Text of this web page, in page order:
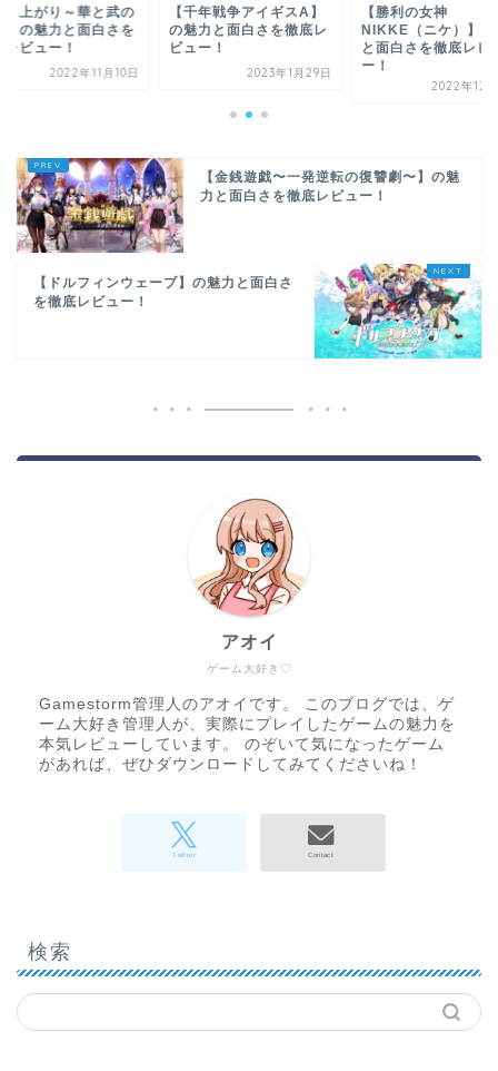
り上がり～華と武の
】の魅力と面白さを
レビュー！
2022年11月10日
【千年戦争アイギスA】
の魅力と面白さを徹底レ
ビュー！
2023年1月29日
【勝利の女神
NIKKE（ニケ）】の
と面白さを徹底レビ
ー！
2022年12
【金銭遊戯〜一発逆転の復讐劇〜】の魅
力と面白さを徹底レビュー！
【ドルフィンウェーブ】の魅力と面白さ
を徹底レビュー！
ゲーム大好き♡
アオイ
Gamestorm管理人のアオイです。 このブログでは、ゲ
ーム大好き管理人が、実際にプレイしたゲームの魅力を
本気レビューしています。 のぞいて気になったゲーム
があれば、ぜひダウンロードしてみてくださいね！
検索